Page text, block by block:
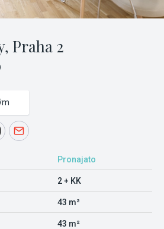
Praha 2
Pronajato
2 + KK
43 m²
43 m²